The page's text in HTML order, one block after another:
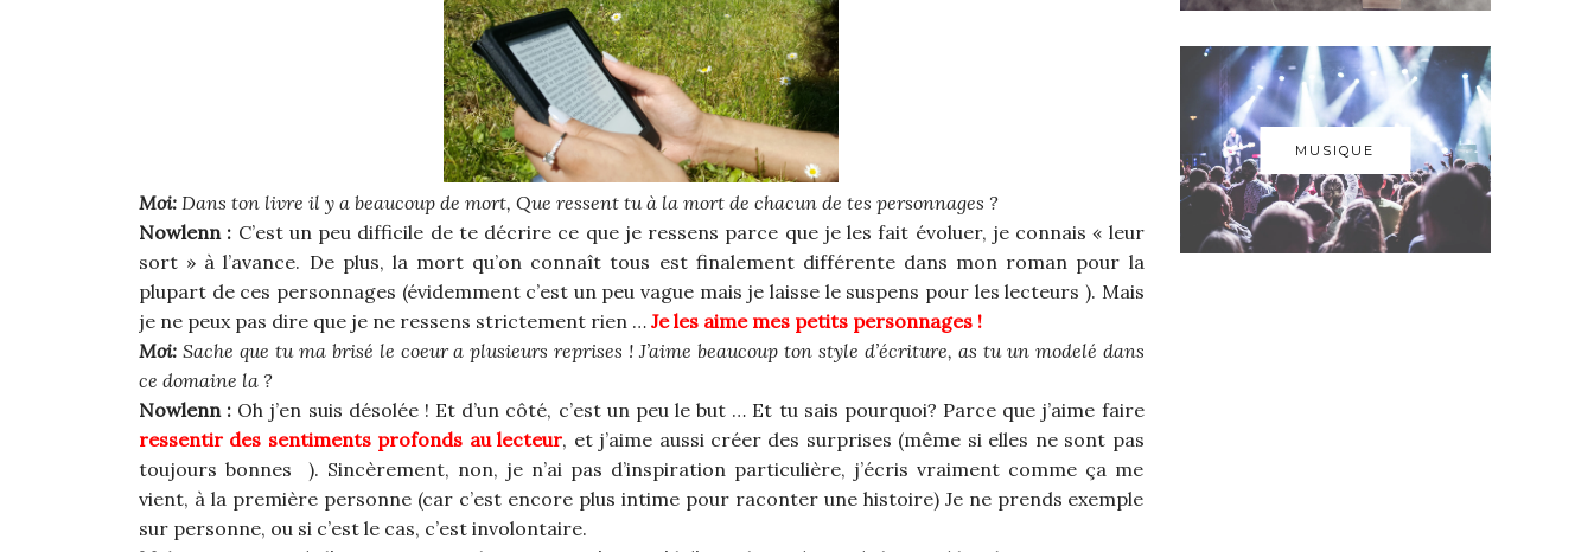
Moi: Dans ton livre il y a beaucoup de mort, Que ressent tu à la mort de chacun de tes personnages ?
Nowlenn : C’est un peu difficile de te décrire ce que je ressens parce que je les fait évoluer, je connais « leur
sort » à l’avance. De plus, la mort qu’on connaît tous est finalement différente dans mon roman pour la
plupart de ces personnages (évidemment c’est un peu vague mais je laisse le suspens pour les lecteurs ). Mais
je ne peux pas dire que je ne ressens strictement rien … Je les aime mes petits personnages !
Moi: Sache que tu ma brisé le coeur a plusieurs reprises ! J’aime beaucoup ton style d’écriture, as tu un modelé dans
ce domaine la ?
Nowlenn : Oh j’en suis désolée ! Et d’un côté, c’est un peu le but … Et tu sais pourquoi? Parce que j’aime faire
ressentir des sentiments profonds au lecteur, et j’aime aussi créer des surprises (même si elles ne sont pas
toujours bonnes ). Sincèrement, non, je n’ai pas d’inspiration particulière, j’écris vraiment comme ça me
vient, à la première personne (car c’est encore plus intime pour raconter une histoire) Je ne prends exemple
sur personne, ou si c’est le cas, c’est involontaire.
MUSIQUE